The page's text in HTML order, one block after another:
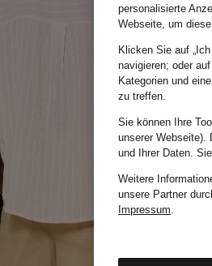
personalisierte
Webseite, um
Klicken Sie auf
navigieren; oder
Kategorien und
zu treffen.
Sie können Ihre
unserer Webseite).
und Ihrer Daten.
Weitere
unsere Partner
Impressum.